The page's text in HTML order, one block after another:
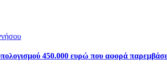
450.000 ευρώ που αφορά